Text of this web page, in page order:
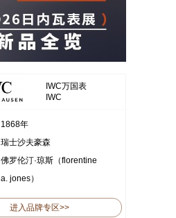
IWC万国表
IWC
1868年
瑞士沙夫豪森
佛罗伦汀·琼斯（florentine
a. jones）
进入品牌专区>>